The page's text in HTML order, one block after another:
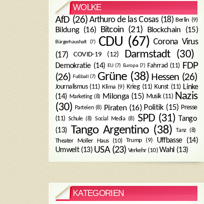
WOLKE
AfD(26) Arthuro de las Cosas(18) Berlin (9)
Bildung(16) Bitcoin (21) Blockchain (15)
Bürgerhaushalt (7) CDU (67) Corona Virus
(17)
COVID-19 (12) Darmstadt (30)
Demokratie(14) EU(7) Europa(7) Fahrrad (11) FDP
(26) Fußball (7) Grüne(38) Hessen (26)
Journalismus(11) Klima(9) Krieg(11) Kunst(11) Linke
(14) Marketing(8) Milonga(15) Musik(11) Nazis
(30) Parteien(8) Piraten (16) Politik(15) Presse
(11) Schule(8) Social Media (8) SPD(31) Tango
(13)
Tango Argentino(38) Tanz(8)
Theater Moller Haus(10) Trump(9) Uffbasse(14)
Umwelt(13) USA(23) Verkehr(10) Wahl (13)
KATEGORIEN